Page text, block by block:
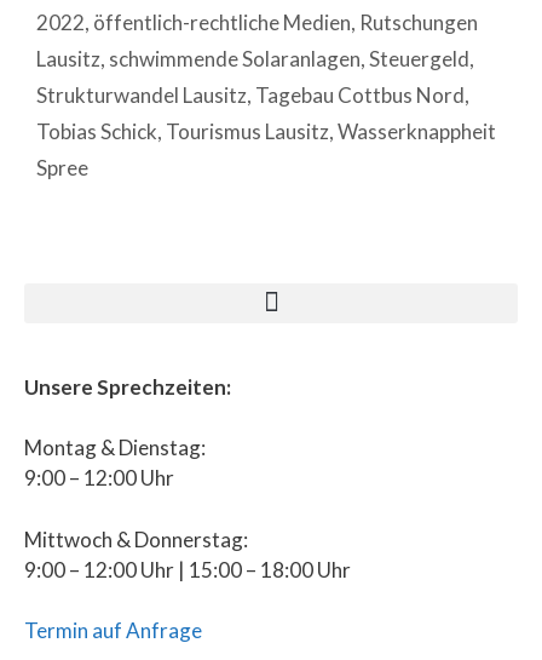
2022, öffentlich-rechtliche Medien, Rutschungen
Lausitz, schwimmende Solaranlagen,Steuergeld,
Strukturwandel Lausitz, Tagebau Cottbus Nord,
Tobias Schick, Tourismus Lausitz,Wasserknappheit
Spree
Unsere Sprechzeiten:
Montag & Dienstag:
9:00 – 12:00 Uhr
Mittwoch & Donnerstag:
9:00 – 12:00 Uhr | 15:00 – 18:00 Uhr
Termin auf Anfrage